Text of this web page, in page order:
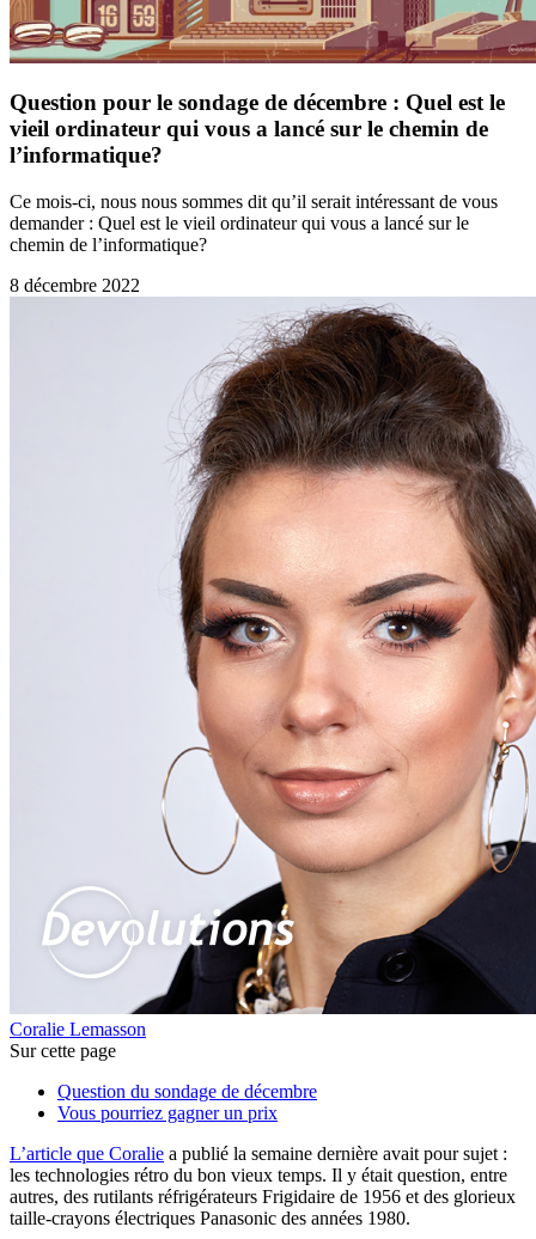
Question pour le sondage de décembre : Quel est le
vieil ordinateur qui vous a lancé sur le chemin de
l’informatique?
Ce mois-ci, nous nous sommes dit qu’il serait intéressant de vous
demander : Quel est le vieil ordinateur qui vous a lancé sur le
chemin de l’informatique?
8 décembre 2022
Coralie Lemasson
Sur cette page
Question du sondage de décembre
Vous pourriez gagner un prix
L’article que Coralie a publié la semaine dernière avait pour sujet :
les technologies rétro du bon vieux temps. Il y était question, entre
autres, des rutilants réfrigérateurs Frigidaire de 1956 et des glorieux
taille-crayons électriques Panasonic des années 1980.